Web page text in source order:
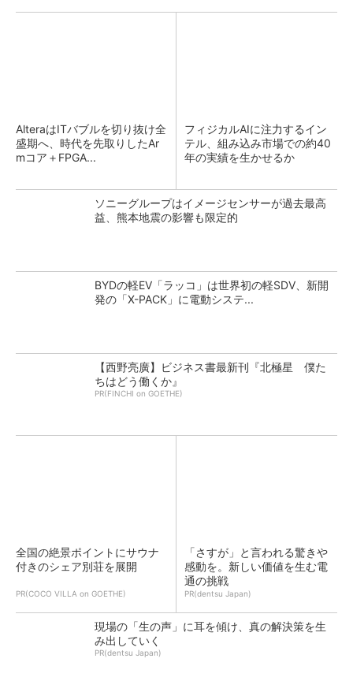
AlteraはITバブルを切り抜け全
盛期へ、時代を先取りしたAr
mコア＋FPGA...
フィジカルAIに注力するイン
テル、組み込み市場での約40
年の実績を生かせるか
ソニーグループはイメージセンサーが過去最高
益、熊本地震の影響も限定的
BYDの軽EV「ラッコ」は世界初の軽SDV、新開
発の「X-PACK」に電動システ...
【西野亮廣】ビジネス書最新刊『北極星 僕た
ちはどう働くか』
PR(FINCHI on GOETHE)
全国の絶景ポイントにサウナ
付きのシェア別荘を展開
PR(COCO VILLA on GOETHE)
「さすが」と言われる驚きや
感動を。新しい価値を生む電
通の挑戦
PR(dentsu Japan)
現場の「生の声」に耳を傾け、真の解決策を生
み出していく
PR(dentsu Japan)